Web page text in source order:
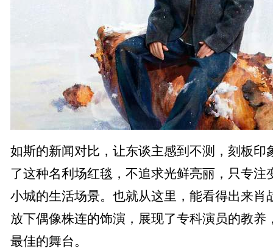
如斯的新闻对比，让东谈主感到不测，刻板印
了这种名利场红毯，不追求光鲜亮丽，只专注
小城的生活场景。也就从这里，能看得出来肖
放下偶像株连的饰演，展现了专科演员的教养
最佳的舞台。